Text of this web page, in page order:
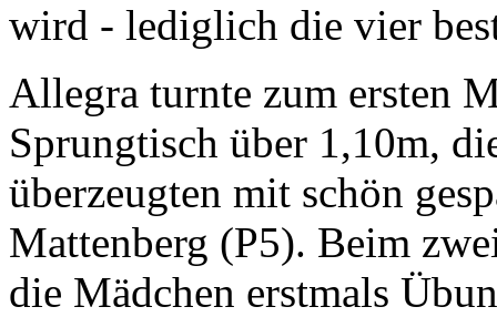
wird - lediglich die vier
Allegra turnte zum ersten
Sprungtisch über 1,10m,
überzeugten mit schön
Mattenberg (P5). Beim
die Mädchen erstmals